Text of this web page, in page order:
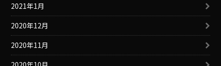
2021年1月
2020年12月
2020年11月